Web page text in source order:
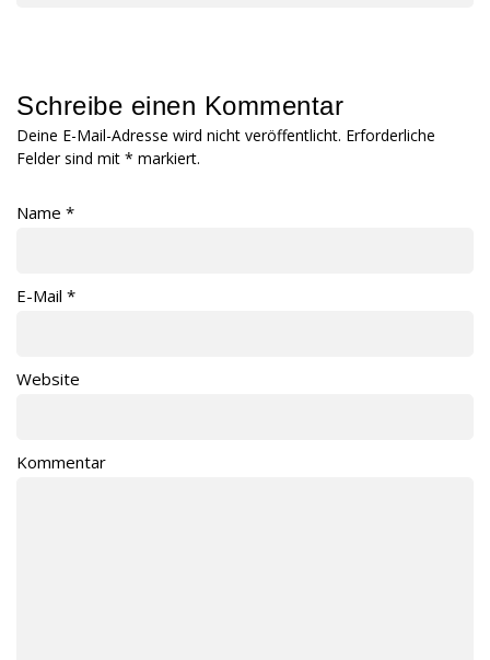
Schreibe einen Kommentar
Deine E-Mail-Adresse wird nicht veröffentlicht. Erforderliche
Felder sind mit * markiert.
Name *
E-Mail *
Website
Kommentar